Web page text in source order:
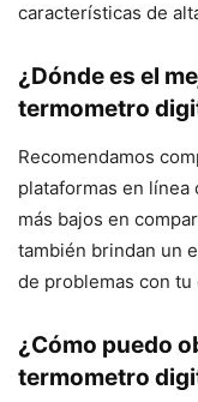
características de
¿Dónde es el
termometro
Recomendamos
plataformas en
más bajos en
también brindan un
de problemas con tu
¿Cómo puedo
termometro